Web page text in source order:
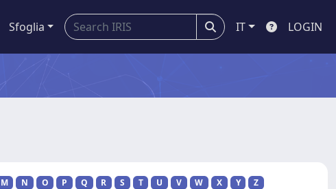
Sfoglia IT LOGIN
M N O P Q R S T U V W X Y Z